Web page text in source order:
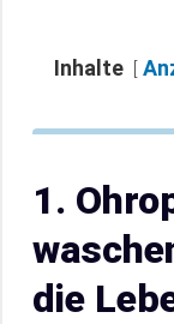
Inhalte
1.
die